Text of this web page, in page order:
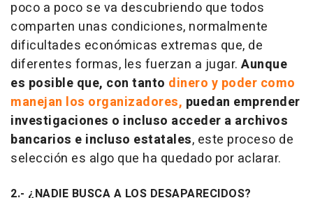
poco a poco se va descubriendo que todos
comparten unas condiciones, normalmente
dificultades económicas extremas que, de
diferentes formas, les fuerzan a jugar. Aunque
es posible que, con tanto dinero y poder como
manejan los organizadores, puedan emprender
investigaciones o incluso acceder a archivos
bancarios e incluso estatales, este proceso de
selección es algo que ha quedado por aclarar.
2.- ¿NADIE BUSCA A LOS DESAPARECIDOS?